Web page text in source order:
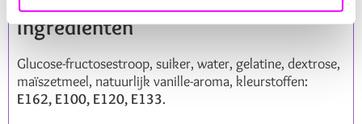
Ingrediënten
Glucose-fructosestroop, suiker, water, gelatine, dextrose,
maïszetmeel, natuurlijk vanille-aroma, kleurstoffen:
E162, E100, E120, E133.